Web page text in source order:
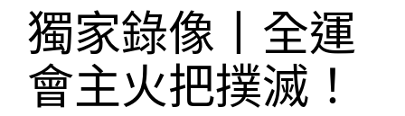
獨家錄像丨全運
會主火把撲滅！